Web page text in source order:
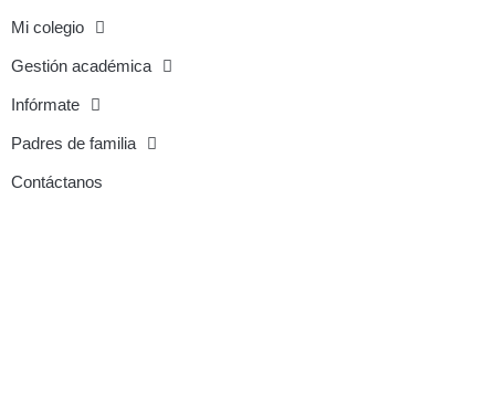
Mi colegio
Gestión académica
Infórmate
Padres de familia
Contáctanos